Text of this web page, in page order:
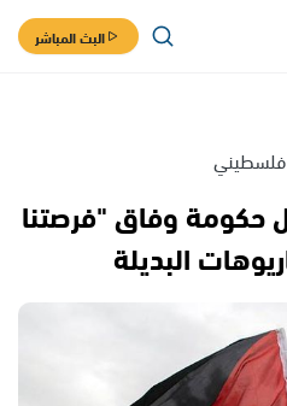
البث المباشر
فلسطيني
حكومة وفاق "فرصتنا
البديلة